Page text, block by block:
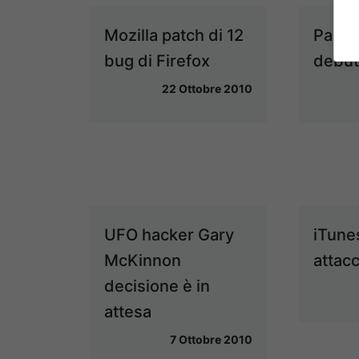
Mozilla patch di 12
bug di Firefox
22 Ottobre 2010
UFO hacker Gary
McKinnon
decisione è in
attesa
7 Ottobre 2010